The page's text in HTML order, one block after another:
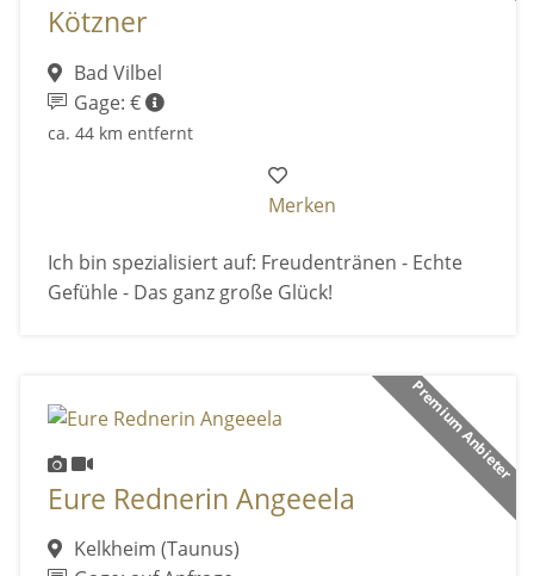
Kötzner
Bad Vilbel
Gage: €
ca. 44 km entfernt
Merken
Ich bin spezialisiert auf: Freudentränen - Echte
Gefühle - Das ganz große Glück!
Premium Anbieter
Eure Rednerin Angeeela
Kelkheim (Taunus)